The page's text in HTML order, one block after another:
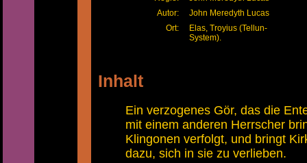
Autor:
John Meredyth Lucas
Ort:
Elas, Troyius (Tellun-
System).
Inhalt
Ein verzogenes Gör, das die
mit einem anderen Herrscher
Klingonen verfolgt, und bringt
dazu, sich in sie zu verlieben.